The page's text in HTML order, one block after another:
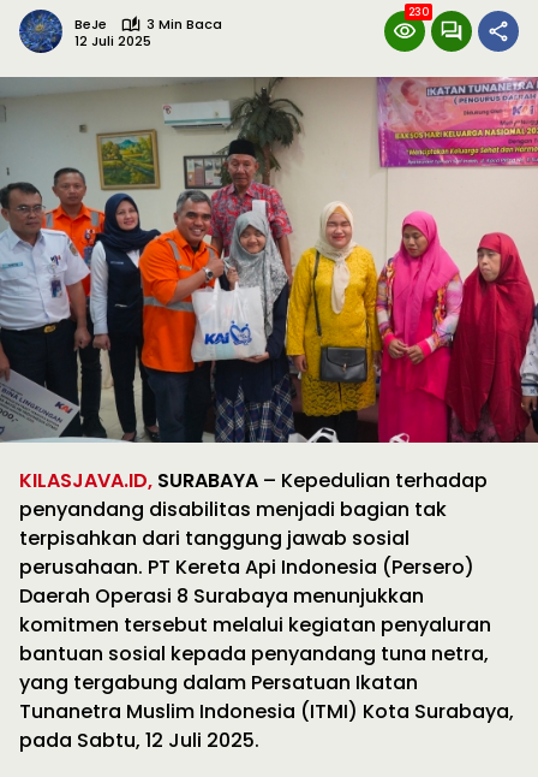
BeJe
3 Min Baca
12 Juli 2025
230
KILASJAVA.ID, SURABAYA – Kepedulian terhadap
penyandang disabilitas menjadi bagian tak
terpisahkan dari tanggung jawab sosial
perusahaan. PT Kereta Api Indonesia (Persero)
Daerah Operasi 8 Surabaya menunjukkan
komitmen tersebut melalui kegiatan penyaluran
bantuan sosial kepada penyandang tuna netra,
yang tergabung dalam Persatuan Ikatan
Tunanetra Muslim Indonesia (ITMI) Kota Surabaya,
pada Sabtu, 12 Juli 2025.